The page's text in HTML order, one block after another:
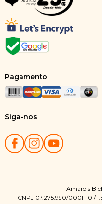
Pagamento
Siga-nos
"Amaro's
CNPJ 07.275.990/0001-10 /